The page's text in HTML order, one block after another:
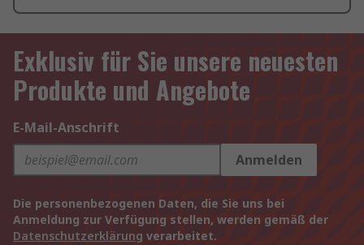
Exklusiv für Sie unsere neuesten
Produkte und Angebote
E-Mail-Anschrift
Anmelden
Die personenbezogenen Daten, die Sie uns bei
Anmeldung zur Verfügung stellen, werden gemäß der
Datenschutzerklärung verarbeitet.